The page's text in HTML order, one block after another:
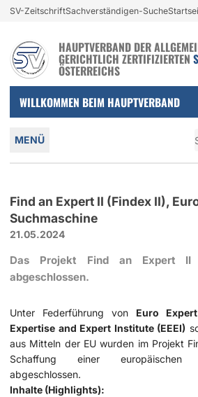
Login und nützliche Links
SV-ZeitschriftSachverständigen-Suche
HAUPTVERBAND DER
GERICHTLICH ZERTIFIZIERTEN
ÖSTERREICHS
WILLKOMMEN BEIM HAUPTVERBAND
Hauptmenü
MENÜ
Find an Expert II (Findex II),
Suchmaschine
21.05.2024
Das Projekt Find an Expert II
abgeschlossen.
Unter Federführung von Euro
Expertise and Expert Institute (EEEI)
aus Mitteln der EU wurden im Projekt
Schaffung einer europäischen
abgeschlossen.
Inhalte (Highlights):